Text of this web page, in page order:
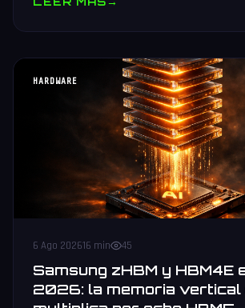
HARDWARE
6 Ago 202616 min 45
Samsung zHBM y HBM4E
2026: la memoria vertical